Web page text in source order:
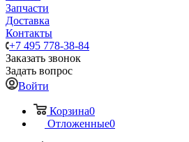
Запчасти
Доставка
Контакты
+7 495 778-38-84
Заказать звонок
Задать вопрос
Войти
Корзина0
Отложенные0